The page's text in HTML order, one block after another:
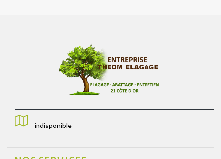
indisponible